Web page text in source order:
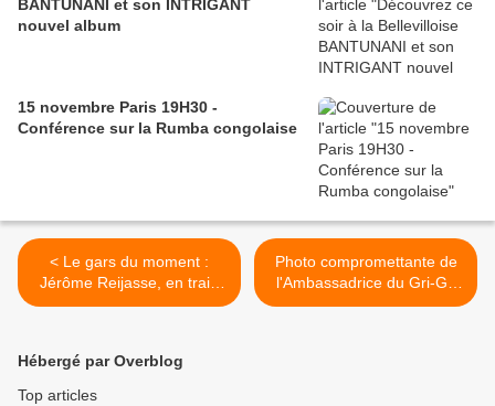
BANTUNANI et son INTRIGANT
nouvel album
15 novembre Paris 19H30 -
Conférence sur la Rumba congolaise
< Le gars du moment :
Jérôme Reijasse, en train
de signer le livre du
Photo compromettante de
l'Ambassadrice du Gri-Gri
avec une star de téléréalité
Hébergé par Overblog
Top articles